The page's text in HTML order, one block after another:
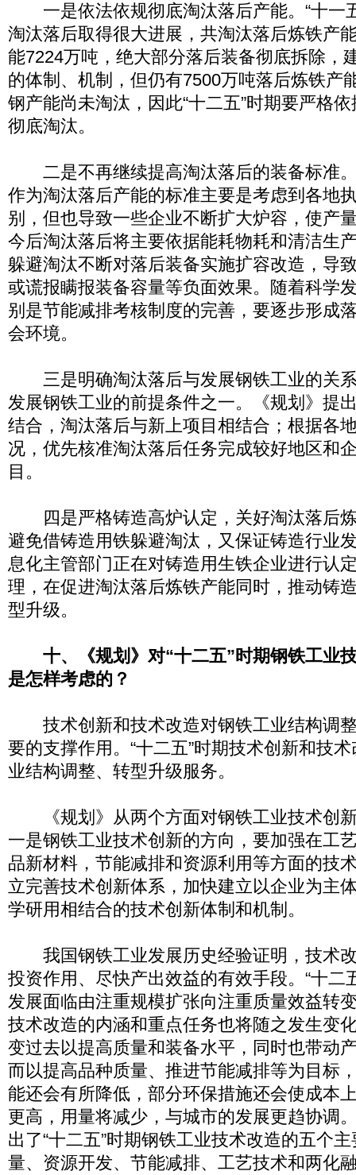
一是依法依规彻底淘汰落后产能。“十一
淘汰落后取得很大进展，共淘汰落后炼铁产
能7224万吨，绝大部分落后装备彻底拆除，
的体制、机制，但仍有7500万吨落后炼铁产
钢产能尚未淘汰，因此“十二五”时期要严格
彻底淘汰。
二是不再继续提高淘汰落后的装备标准
作为淘汰落后产能的标准主要是考虑到各地
别，但也导致一些企业不断扩大炉容，使产
今后淘汰落后将主要依据能耗物耗和清洁生
躲避淘汰不断对落后装备实施扩容改造，导
或谎报瞒报装备容量等负面效果。随着科学
别是节能减排考核制度的完善，要逐步形成
会环境。
三是明确淘汰落后与发展钢铁工业的关
发展钢铁工业的前提条件之一。《规划》提
结合，淘汰落后与新上项目相结合；根据各
况，优先核准淘汰落后任务完成较好地区和
目。
四是严格铸造高炉认定，关好淘汰落后
避免借铸造用铁躲避淘汰，又保证铸造行业
息化主管部门正在对铸造用生铁企业进行认
理，在促进淘汰落后炼铁产能同时，推动铸
型升级。
十、《规划》对“十二五”时期钢铁工业
是怎样考虑的？
技术创新和技术改造对钢铁工业结构调
要的支撑作用。“十二五”时期技术创新和技
业结构调整、转型升级服务。
《规划》从两个方面对钢铁工业技术创
一是钢铁工业技术创新的方向，要加强在工
品新材料，节能减排和资源利用等方面的技
立完善技术创新体系，加快建立以企业为主
学研用相结合的技术创新体制和机制。
我国钢铁工业发展历史经验证明，技术
投资作用、尽快产出效益的有效手段。“十二
发展面临由注重规模扩张向注重质量效益转
技术改造的内涵和重点任务也将随之发生变
变过去以提高质量和装备水平，同时也带动
而以提高品种质量、推进节能减排等为目标
能还会有所降低，部分环保措施还会使成本
更高，用量将减少，与城市的发展更趋协调
出了“十二五”时期钢铁工业技术改造的五个
量、资源开发、节能减排、工艺技术和两化